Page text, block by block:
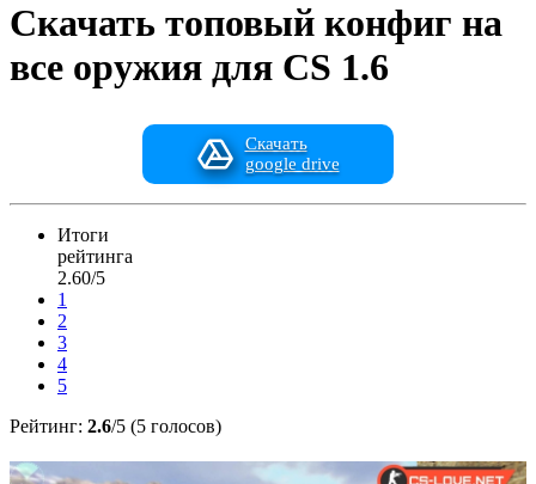
Скачать топовый конфиг на
все оружия для CS 1.6
Скачать
google drive
Итоги
рейтинга
2.60/5
1
2
3
4
5
Рейтинг: 2.6/5 (5 голосов)